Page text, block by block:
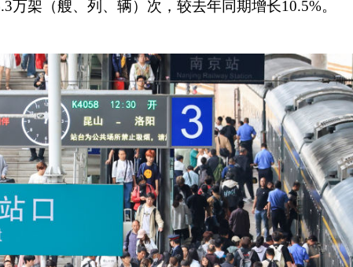
万架（艘、列、辆）次，较去年同期增长10.5%。